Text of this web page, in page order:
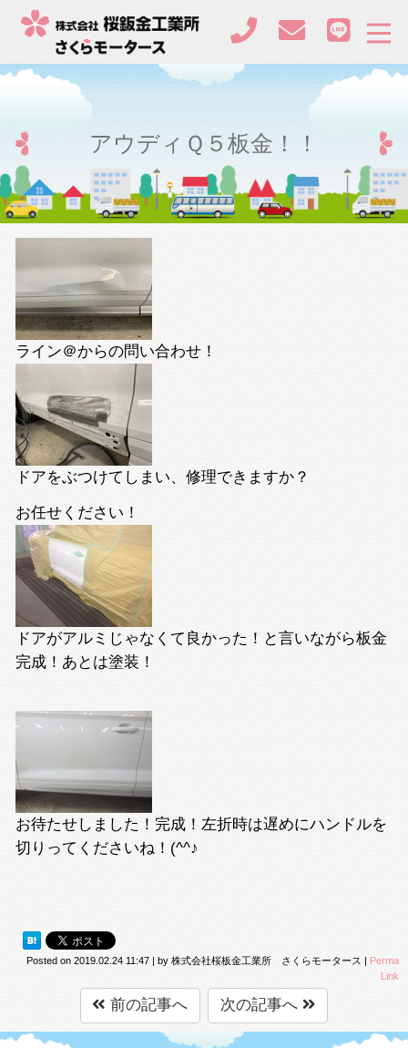
アウディＱ５板金！！
ライン＠からの問い合わせ！
ドアをぶつけてしまい、修理できますか？
お任せください！
ドアがアルミじゃなくて良かった！と言いながら板金
完成！あとは塗装！
お待たせしました！完成！左折時は遅めにハンドルを
切りってくださいね！(^^♪
Posted on 2019.02.24 11:47 | by 株式会社桜板金工業所 さくらモータース | Perma
Link
前の記事へ 次の記事へ